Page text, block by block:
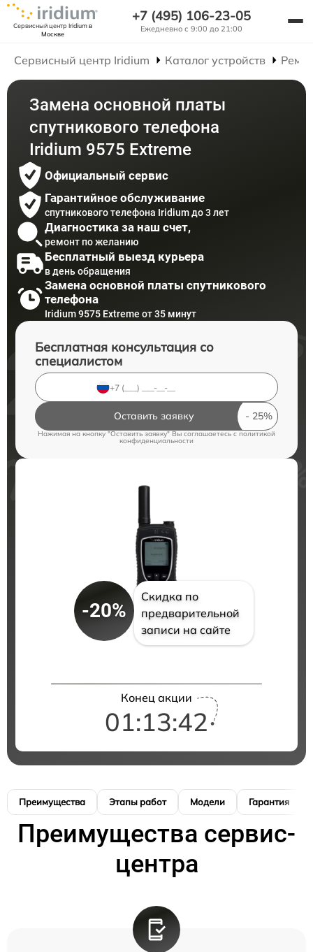
Сервисный центр Iridiumв
Москве
+7 (495) 106-23-05
Ежедневно с 9:00 до 21:00
Сервисный центр Iridium Каталог устройств
Замена основной платы
спутникового телефона
Iridium 9575 Extreme
Официальный сервис
Гарантийное обслуживание
спутникового телефона Iridium до 3 лет
Диагностика за наш счет,
ремонт по желанию
Бесплатный выезд курьера
в день обращения
Замена основной платы спутникового
телефона
Iridium 9575 Extreme от 35 минут
Бесплатная консультация со
специалистом
Оставить заявку
Нажимая на кнопку "Оставить заявку" Вы соглашаетесь c политикой
конфиденциальности
-20%
Скидка по
предварительной
записи на сайте
Конец акции
01:13:42
Преимущества Этапы работ Модели Гарантия
Преимущества сервис-
центра